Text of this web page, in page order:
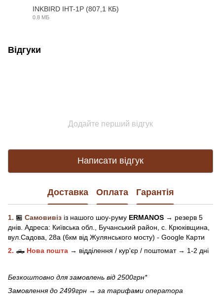
INKBIRD IHT-1P (807,1 КБ)
0.8 МБ
Відгуки
Додайте перший відгук
Написати відгук
Доставка Оплата Гарантія
1. 🏪 Самовивіз із нашого шоу-руму ERMANOS → резерв 5
днів. Адреса: Київська обл.,
Бучанський район, с. Крюківщина,
вул.Садова, 28а (6км від Жулянського мосту) - Google Карти
2. 🛻 Нова пошта → відділення / кур'єр / поштомат → 1-2 дні
Безкоштовно для замовлень від 2500грн*
Замовлення до 2499грн → за тарифами оператора